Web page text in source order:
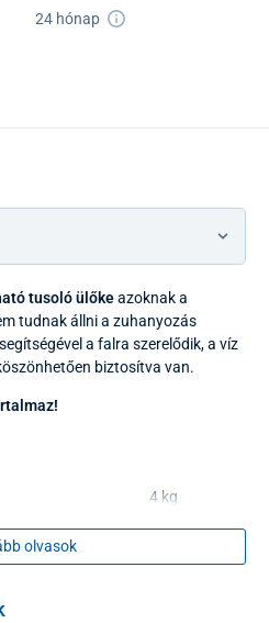
24 hónap
tusoló ülőkeazoknak a
tudnak állni a zuhanyozás
a falra szerelődik, a víz
biztosítva van.
4 kg
olvasok